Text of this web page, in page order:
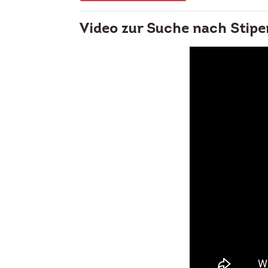
Video zur Suche nach